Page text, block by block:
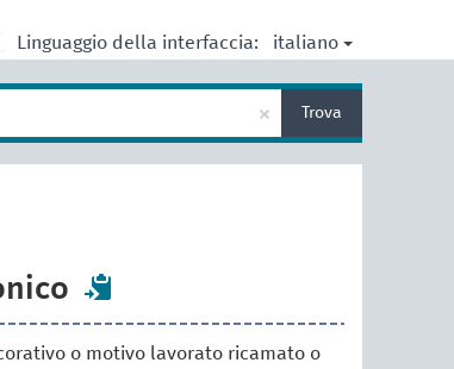
Linguaggio della interfaccia: italiano
× Trova
o motivo lavorato ricamato o